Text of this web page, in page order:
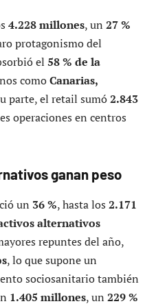
4.228 millones, un 27 %
protagonismo del
el 58 % de la
comoCanarias,
parte, el retail sumó2.843
operaciones en centros
ganan peso
un 36 %, hasta los 2.171
alternativos
repuntes del año,
, lo que supone un
sociosanitario también
1.405 millones, un 229 %